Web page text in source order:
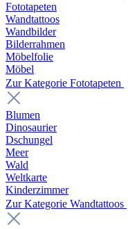
Fototapeten
Wandtattoos
Wandbilder
Bilderrahmen
Möbelfolie
Möbel
Zur Kategorie Fototapeten
Blumen
Dinosaurier
Dschungel
Meer
Wald
Weltkarte
Kinderzimmer
Zur Kategorie Wandtattoos